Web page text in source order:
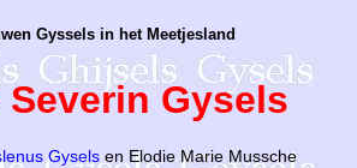
Gyssels in het Meetjesland
Gysels
Gyselsen Elodie Marie Mussche